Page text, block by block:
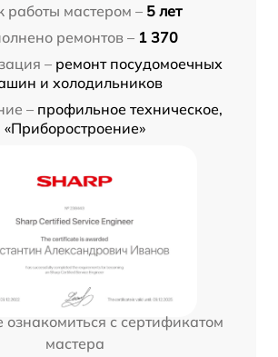
работы мастером – 5 лет
ремонтов – 1 370
– ремонт посудомоечных
и холодильников
– профильное техническое,
«Приборостроение»
с сертификатом
мастера